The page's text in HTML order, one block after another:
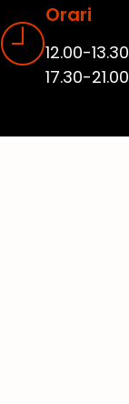
Orari
12.00-13.30
17.30-21.00